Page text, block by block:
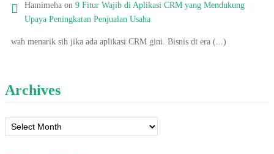
Hamimeha on 9 Fitur Wajib di Aplikasi CRM yang Mendukung
Upaya Peningkatan Penjualan Usaha
wah menarik sih jika ada aplikasi CRM gini. Bisnis di era (...)
Archives
Archives